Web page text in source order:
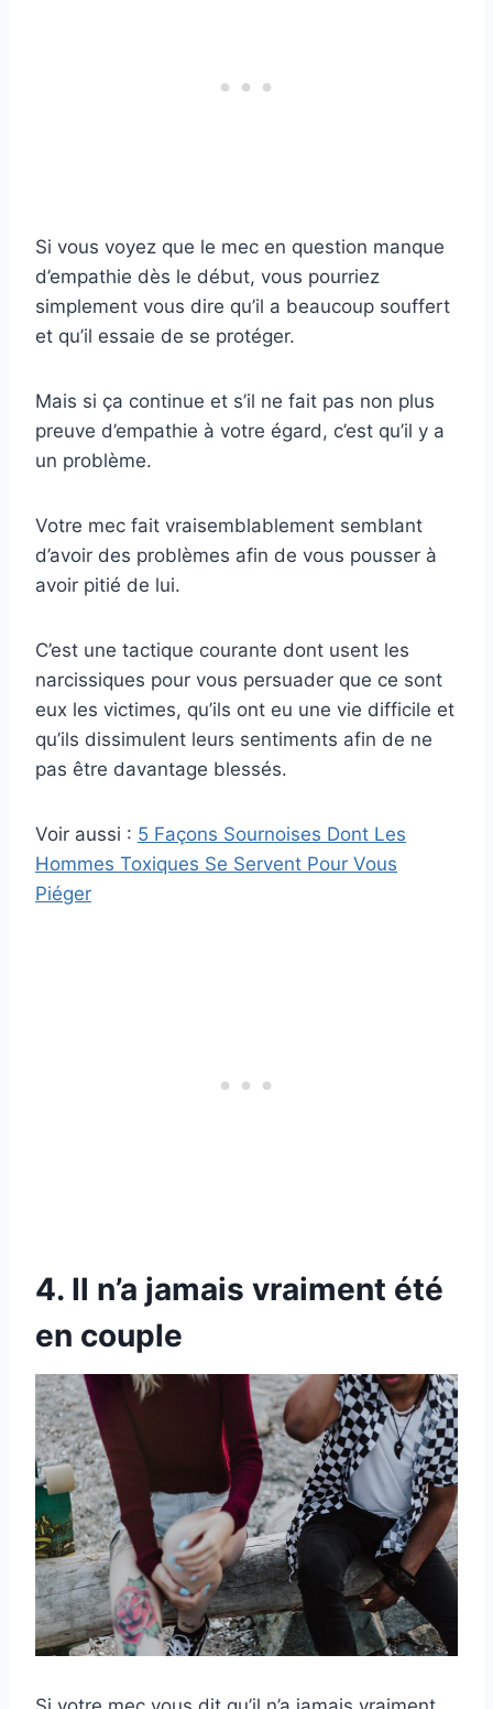
Si vous voyez que le mec en question manque
d’empathie dès le début, vous pourriez
simplement vous dire qu’il a beaucoup souffert
et qu’il essaie de se protéger.
Mais si ça continue et s’il ne fait pas non plus
preuve d’empathie à votre égard, c’est qu’il y a
un problème.
Votre mec fait vraisemblablement semblant
d’avoir des problèmes afin de vous pousser à
avoir pitié de lui.
C’est une tactique courante dont usent les
narcissiques pour vous persuader que ce sont
eux les victimes, qu’ils ont eu une vie difficile et
qu’ils dissimulent leurs sentiments afin de ne
pas être davantage blessés.
Voir aussi : 5 Façons Sournoises Dont Les
Hommes Toxiques Se Servent Pour Vous
Piéger
4. Il n’a jamais vraiment été
en couple